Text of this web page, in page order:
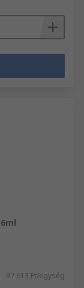
37 613 Ft/egység